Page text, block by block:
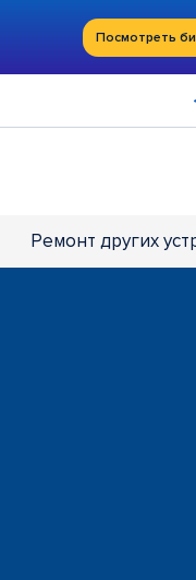
Посмотреть
Ремонт других